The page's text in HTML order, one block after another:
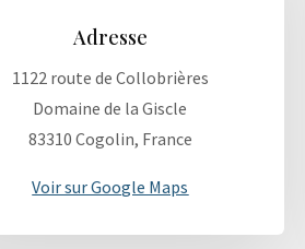
Adresse
1122 route de Collobrières
Domaine de la Giscle
83310 Cogolin, France
Voir sur Google Maps